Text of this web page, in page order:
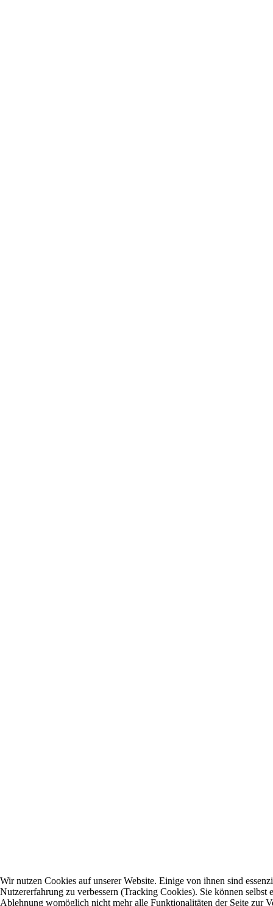
Wir nutzen Cookies auf unserer Website. Einige von ihnen sind
Nutzererfahrung zu verbessern (Tracking Cookies). Sie können selbst
Ablehnung womöglich nicht mehr alle Funktionalitäten der Seite zur